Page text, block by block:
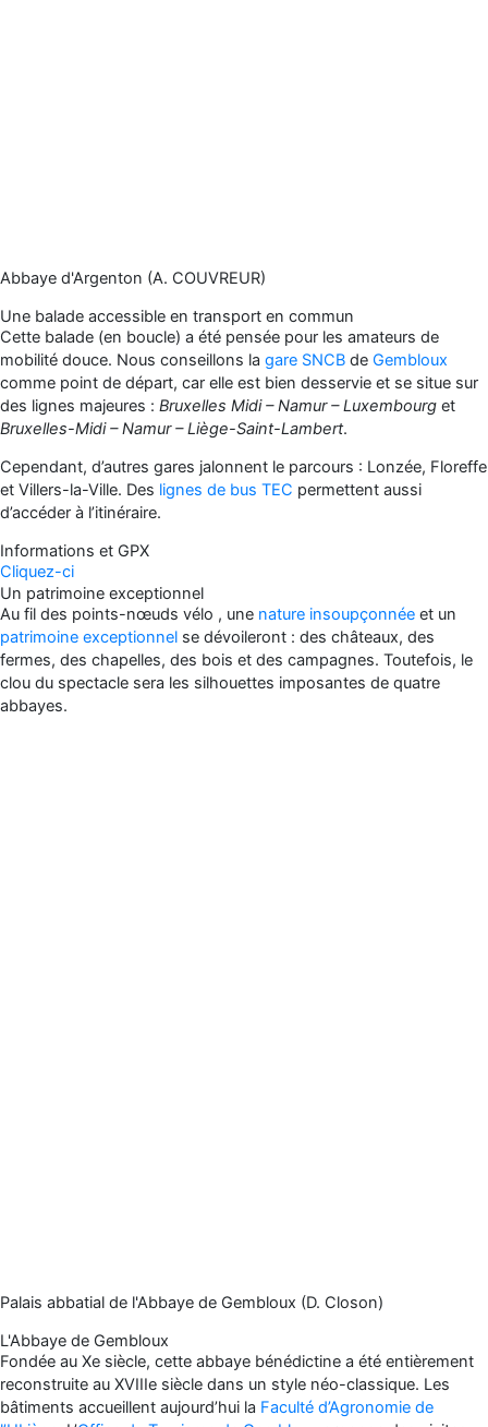
Abbaye d'Argenton (A. COUVREUR)
Une balade accessible en transport en commun
Cette balade (en boucle) a été pensée pour les amateurs de
mobilité douce. Nous conseillons la gare SNCB de Gembloux
comme point de départ, car elle est bien desservie et se situe sur
des lignes majeures : Bruxelles Midi – Namur – Luxembourg et
Bruxelles-Midi – Namur – Liège-Saint-Lambert.
Cependant, d’autres gares jalonnent le parcours : Lonzée, Floreffe
et Villers-la-Ville. Des lignes de bus TEC permettent aussi
d’accéder à l’itinéraire.
Informations et GPX
Cliquez-ci
Un patrimoine exceptionnel
Au fil des points-nœuds vélo , une nature insoupçonnée et un
patrimoine exceptionnel se dévoileront : des châteaux, des
fermes, des chapelles, des bois et des campagnes. Toutefois, le
clou du spectacle sera les silhouettes imposantes de quatre
abbayes.
Palais abbatial de l'Abbaye de Gembloux (D. Closon)
L'Abbaye de Gembloux
Fondée au Xe siècle, cette abbaye bénédictine a été entièrement
reconstruite au XVIIIe siècle dans un style néo-classique. Les
bâtiments accueillent aujourd’hui la Faculté d’Agronomie de